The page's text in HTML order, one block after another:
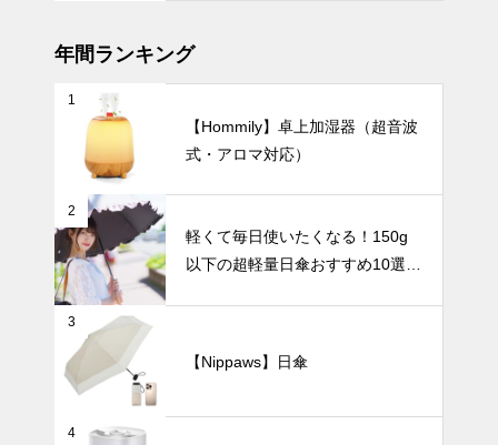
ガイド。
爽やかな透明
感を演出す
る、おしゃれ
なガラス花瓶
の選び方。
インテリア小物
シンプルで美
しい暮らし。
北欧花瓶がつ
くる上質イン
UV・雨対策
年間ランキング
1
【Hommily】卓上加湿器（超音波
式・アロマ対応）
2
軽くて毎日使いたくなる！150g
以下の超軽量日傘おすすめ10選
3
【Nippaws】日傘
4